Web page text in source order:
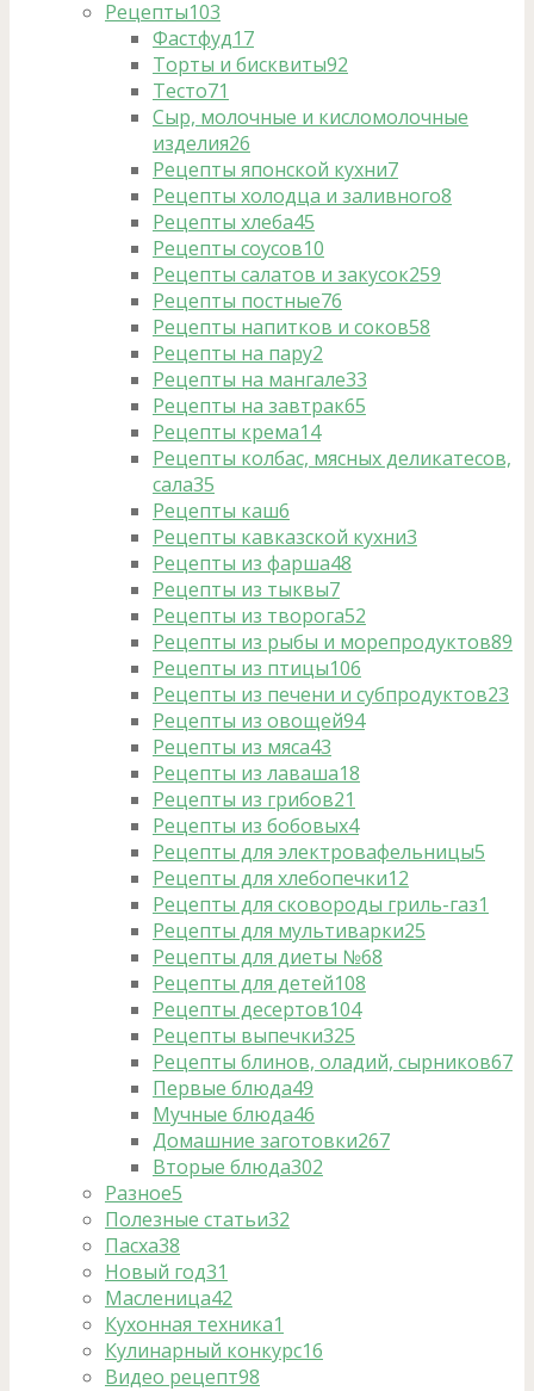
Рецепты103
Фастфуд17
Торты и бисквиты92
Тесто71
Сыр, молочные и кисломолочные
изделия26
Рецепты японской кухни7
Рецепты холодца и заливного8
Рецепты хлеба45
Рецепты соусов10
Рецепты салатов и закусок259
Рецепты постные76
Рецепты напитков и соков58
Рецепты на пару2
Рецепты на мангале33
Рецепты на завтрак65
Рецепты крема14
Рецепты колбас, мясных деликатесов,
сала35
Рецепты каш6
Рецепты кавказской кухни3
Рецепты из фарша48
Рецепты из тыквы7
Рецепты из творога52
Рецепты из рыбы и морепродуктов89
Рецепты из птицы106
Рецепты из печени и субпродуктов23
Рецепты из овощей94
Рецепты из мяса43
Рецепты из лаваша18
Рецепты из грибов21
Рецепты из бобовых4
Рецепты для электровафельницы5
Рецепты для хлебопечки12
Рецепты для сковороды гриль-газ1
Рецепты для мультиварки25
Рецепты для диеты №68
Рецепты для детей108
Рецепты десертов104
Рецепты выпечки325
Рецепты блинов, оладий, сырников67
Первые блюда49
Мучные блюда46
Домашние заготовки267
Вторые блюда302
Разное5
Полезные статьи32
Пасха38
Новый год31
Масленица42
Кухонная техника1
Кулинарный конкурс16
Видео рецепт98